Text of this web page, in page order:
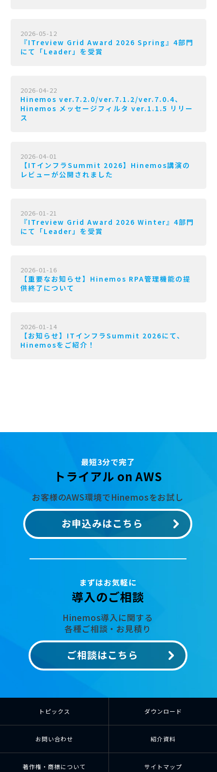
2026-05-12
『ITreview Grid Award 2026 Spring』4部門
にて「Leader」を受賞
2026-04-22
Hinemos ver.7.2.0/ver.7.1.2/ver.7.0.4、
Hinemos メッセージフィルタ ver.1.1.5 リリー
ス
2026-04-01
【ITインフラSummit 2026】Hinemos講演の
レビューが公開されました
2026-01-21
『ITreview Grid Award 2026 Winter』4部門
にて「Leader」を受賞
2026-01-16
【重要なお知らせ】Hinemos RPA管理機能の提
供終了について
2026-01-14
【お知らせ】ITインフラSummit 2026にて、
Hinemosをご紹介！
最短3分で完了
トライアル on AWS
お客様のAWS環境でHinemosをお試し
お申込みはこちら
まずはお気軽に
導入のご相談
Hinemos導入に関する
各種ご相談・お見積り
ご相談はこちら
トピックス ダウンロード
お問い合わせ 紹介資料
著作権・商標について サイトマップ